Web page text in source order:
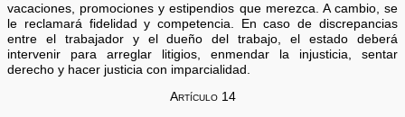
vacaciones, promociones y estipendios que merezca. A cambio, se
le reclamará fidelidad y competencia. En caso de discrepancias
entre el trabajador y el dueño del trabajo, el estado deberá
intervenir para arreglar litigios, enmendar la injusticia, sentar
derecho y hacer justicia con imparcialidad.
Artículo 14